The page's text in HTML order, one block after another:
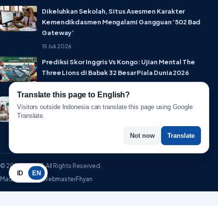
Dikeluhkan Sekolah, Situs Asesmen Karakter
Kemendikdasmen Mengalami Gangguan ‘502 Bad
Gateway’
15 Juli 2026
Prediksi Skor Inggris Vs Kongo: Ujian Mental The
Three Lions di Babak 32 Besar Piala Dunia 2026
© 2026 WartaIT. All Rights Reserved.
Made with ♥ by WebmasterFhyan
ID EN
Translate this page to English?
Visitors outside Indonesia can translate this page using Google
Translate.
Not now Translate